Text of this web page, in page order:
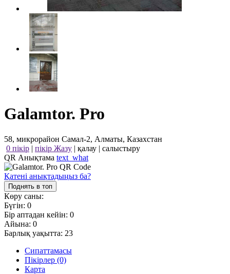
Galamtor. Pro
58, микрорайон Самал-2, Алматы, Казахстан
0 пікір | пікір Жазу | қалау | салыстыру
QR Анықтама text_what
Қатені анықтадыңыз ба?
Поднять в топ
Көру саны:
Бүгін: 0
Бір аптадан кейін: 0
Айына: 0
Барлық уақытта: 23
Сипаттамасы
Пікірлер (0)
Карта